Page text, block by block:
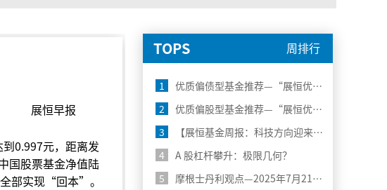
展恒早报
0.997元，距离发
国股票基金净值陆
部实现“回本”。
TOPS 周排行
1
优质偏债型基金推荐—“展恒优选50”8月榜单
2
优质偏股型基金推荐—“展恒优选50”8月榜单
3
【展恒基金周报：科技方向迎来大涨，下一步关注什么？】
4
A 股杠杆攀升：极限几何？
5
摩根士丹利观点—2025年7月21日第7期